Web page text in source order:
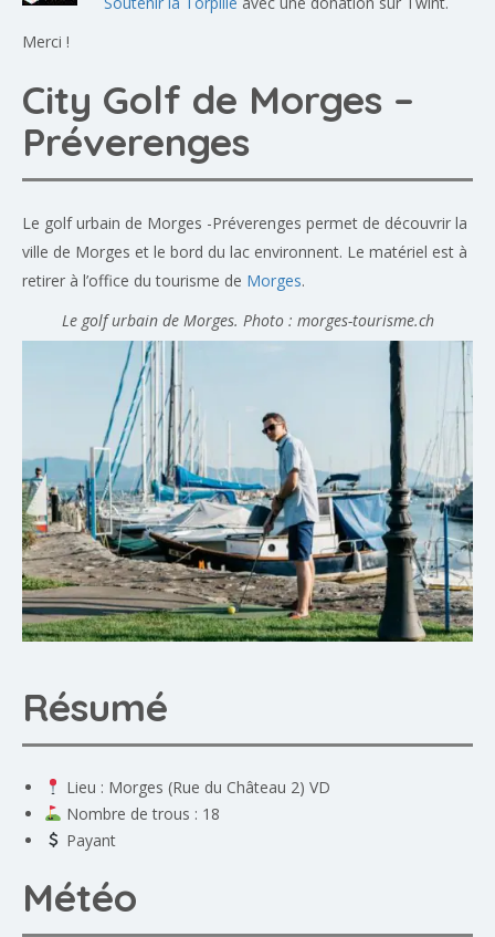
Merci !
City Golf de Morges –
Préverenges
Le golf urbain de Morges -Préverenges permet de découvrir la
ville de Morges et le bord du lac environnent. Le matériel est à
retirer à l’office du tourisme de Morges.
Le golf urbain de Morges. Photo : morges-tourisme.ch
Résumé
Lieu : Morges (Rue du Château 2) VD
Nombre de trous : 18
Payant
Météo